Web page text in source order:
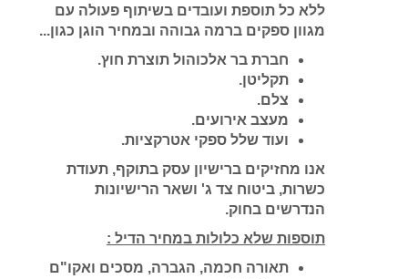
ללא כל תוספת ועובדים בשיתוף פעולה עם
מגוון ספקים ברמה גבוהה ובמחיר הוגן כגון...
חברת בר אלכוהול תוצרת חוץ.
תקליטן.
צלם.
מעצב אירועים.
ועוד שלל ספקי אטרקציות.
אנו מחזיקים ברישיון עסק בתוקף, תעודת
כשרות, ביטוח צד ג' ושאר הרישיונות
הנדרשים בחוק.
תוספות שלא כלולות במחיר הדיל :
תאורה חכמה, הגברה, מסכים ואקו"ם